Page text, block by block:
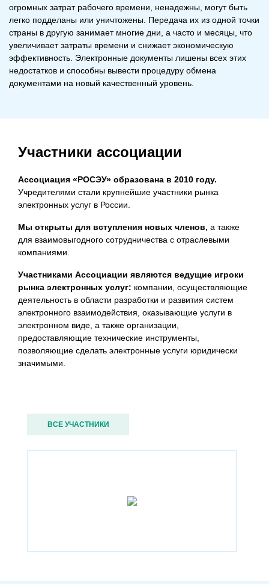
огромных затрат рабочего времени, ненадежны, могут быть
легко подделаны или уничтожены. Передача их из одной точки
страны в другую занимает многие дни, а часто и месяцы, что
увеличивает затраты времени и снижает экономическую
эффективность. Электронные документы лишены всех этих
недостатков и способны вывести процедуру обмена
документами на новый качественный уровень.
Участники ассоциации
Ассоциация «РОСЭУ» образована в 2010 году.
Учредителями стали крупнейшие участники рынка
электронных услуг в России.
Мы открыты для вступления новых членов, а также
для взаимовыгодного сотрудничества с отраслевыми
компаниями.
Участниками Ассоциации являются ведущие игроки
рынка электронных услуг: компании, осуществляющие
деятельность в области разработки и развития систем
электронного взаимодействия, оказывающие услуги в
электронном виде, а также организации,
предоставляющие технические инструменты,
позволяющие сделать электронные услуги юридически
значимыми.
ВСЕ УЧАСТНИКИ